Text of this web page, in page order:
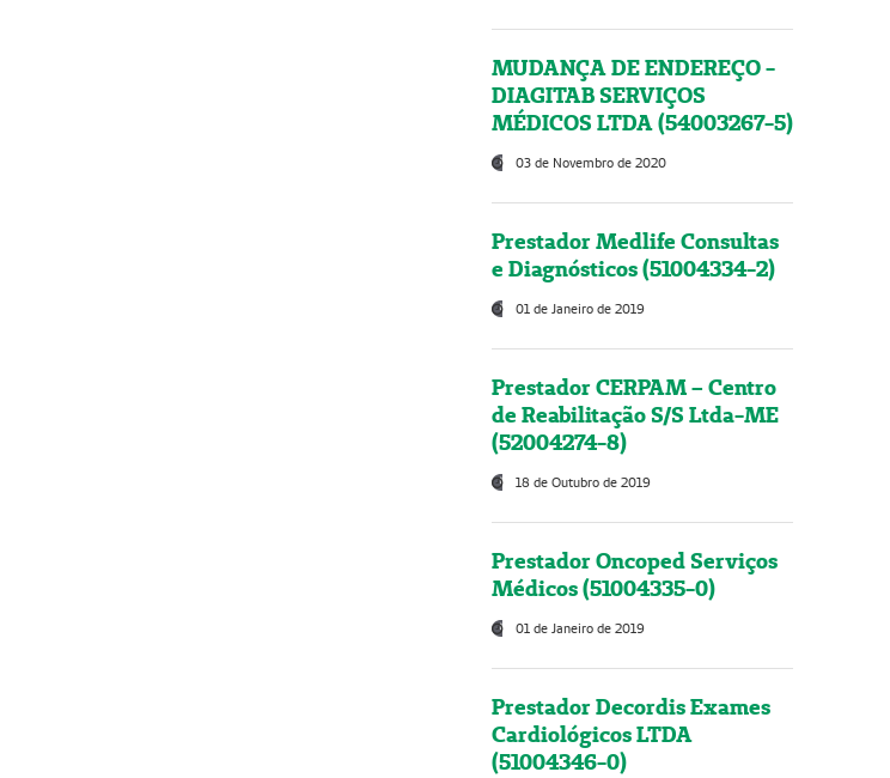
MUDANÇA DE ENDEREÇO -
DIAGITAB SERVIÇOS
MÉDICOS LTDA (54003267-5)
03 de Novembro de 2020
Prestador Medlife Consultas
e Diagnósticos (51004334-2)
01 de Janeiro de 2019
Prestador CERPAM – Centro
de Reabilitação S/S Ltda-ME
(52004274-8)
18 de Outubro de 2019
Prestador Oncoped Serviços
Médicos (51004335-0)
01 de Janeiro de 2019
Prestador Decordis Exames
Cardiológicos LTDA
(51004346-0)